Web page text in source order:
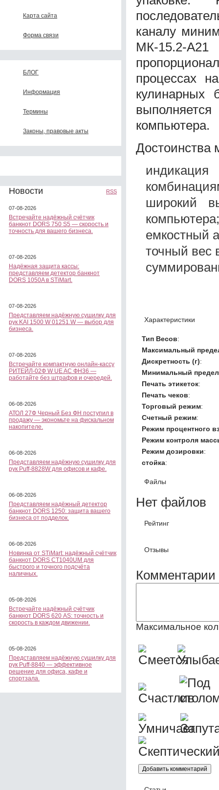
Карта сайта
Форма связи
БЛОГ
Информация
Термины
Законы, правовые акты
Новости RSS
07-08-2026
Встречайте надёжный счётчик
банкнот DORS 750 S5 — скорость и
точность для вашего бизнеса.
07-08-2026
Надёжная защита кассы:
представляем детектор банкнот
DORS 1050A в STiMart.
07-08-2026
Представляем надёжную сушилку для
рук KAI 1500 W 01251.W — выбор для
бизнеса.
07-08-2026
Встречайте компактную онлайн-кассу
РИТЕЙЛ-02Ф W UE AC ФН36 —
работайте без штрафов и очередей.
06-08-2026
АТОЛ 27Ф Черный Без ФН поступил в
продажу — экономьте на фискальном
накопителе.
06-08-2026
Представляем надёжную сушилку для
рук Puff-8828W для офисов и кафе.
06-08-2026
Представляем надёжный детектор
банкнот DORS 1250: защита вашего
бизнеса от подделок.
06-08-2026
Новинка от STiMart: надёжный счётчик
банкнот DORS CT1040UM для
быстрого и точного подсчёта
наличных.
05-08-2026
Встречайте надёжный счётчик
банкнот DORS 620 АS: точность и
скорость в каждом движении.
05-08-2026
Представляем надёжную сушилку для
рук Puff-8840 — эффективное
решение для офиса, кафе и
спортзала.
каналу
МК-15.2-
процессах
кулинарных
компьютера.
Достоинства
индикация
широкий
компьютера;
емкостный
точный вес
Характеристики
Тип Весов:
Максимальный
Дискретность (г):
Минимальный
Печать этикеток:
Печать чеков:
Торговый режим:
Счетный режим:
Режим процентного
Режим контроля
Режим дозировки:
стойка:
Файлы
Нет файлов
Рейтинг
Отзывы
Комментарии
Максимальное